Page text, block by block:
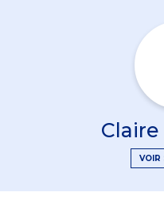
VOIR